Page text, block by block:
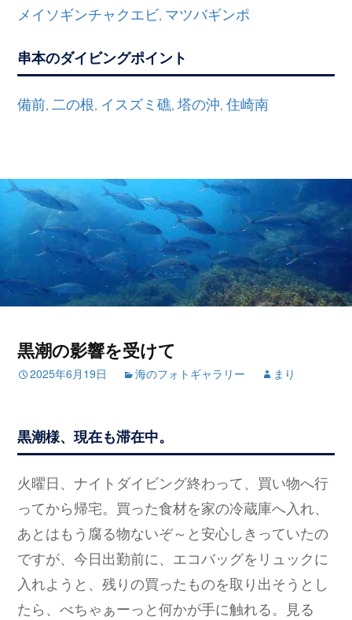
メイソギンチャクエビ, マツバギンポ
串本のダイビングポイント
備前,二の根, イスズミ礁,塔の沖,住崎南
黒潮の影響を受けて
2025年6月19日 海のフォトギャラリー まり
黒潮様、現在も滞在中。
火曜日、ナイトダイビング終わって、買い物へ行
ってから帰宅。買った食材を家の冷蔵庫へ入れ、
あとはもう腐る物ないぞ～と安心しきっていたの
ですが、今日出勤前に、エコバッグをリュックに
入れようと、残りの買ったものを取り出そうとし
たら、べちゃぁーっと何かが手に触れる。見る